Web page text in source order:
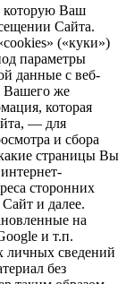
которую Ваш
Сайта.
(«куки»)
параметры
данные с веб-
Вашего же
которая
— для
и сбора
страницы Вы
сторонних
и далее.
на
и т.п.
личных сведений
без